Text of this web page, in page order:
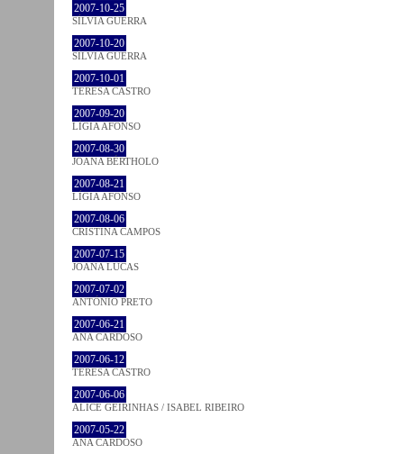
2007-10-25
SÍLVIA GUERRA
2007-10-20
SÍLVIA GUERRA
2007-10-01
TERESA CASTRO
2007-09-20
LÍGIA AFONSO
2007-08-30
JOANA BÉRTHOLO
2007-08-21
LÍGIA AFONSO
2007-08-06
CRISTINA CAMPOS
2007-07-15
JOANA LUCAS
2007-07-02
ANTÓNIO PRETO
2007-06-21
ANA CARDOSO
2007-06-12
TERESA CASTRO
2007-06-06
ALICE GEIRINHAS / ISABEL RIBEIRO
2007-05-22
ANA CARDOSO